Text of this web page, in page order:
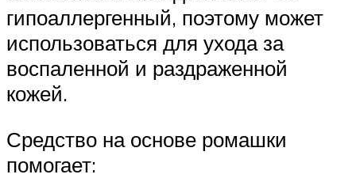
гипоаллергенный, поэтому может
использоваться для ухода за
воспаленной и раздраженной
кожей.
Средство на основе ромашки
помогает: